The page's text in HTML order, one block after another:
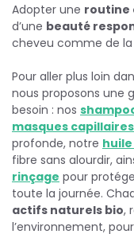
Adopter une routine
d’une beauté
cheveu comme de
Pour aller plus loin
nous proposons une
besoin : nos
masques
profonde, notre
fibre sans alourdir,
rinçage pour
toute la journée.
actifs naturels bio,
l’environnement,